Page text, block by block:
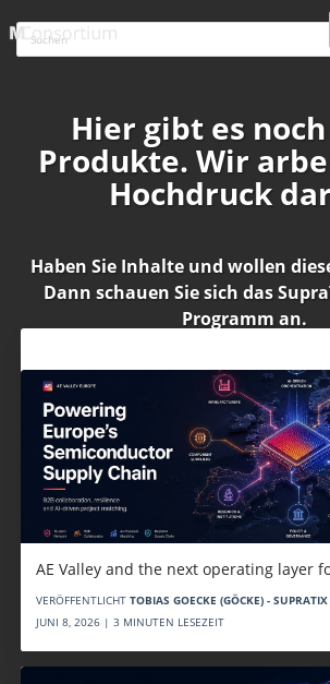
Hier gibt es
Produkte. Wir
Hochdruck
Haben Sie Inhalte und wollen
Dann schauen Sie sich das
Programm an.
AE Valley and the next operating layer
VERÖFFENTLICHT TOBIAS GOECKE (GÖCKE) -
JUNI 8, 2026 | 3 MINUTEN LESEZEIT